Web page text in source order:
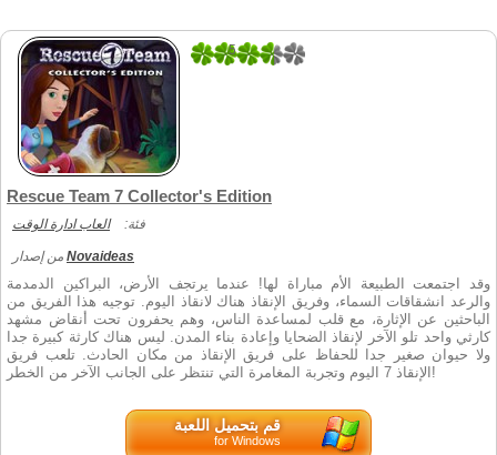
5
Rescue Team 7 Collector's Edition
فئة: العاب ادارة الوقت
Novaideas
وقد اجتمعت الطبيعة الأم مباراة لها! عندما يرتجف الأرض، البراكين الدمدمة
والرعد انشقاقات السماء، وفريق الإنقاذ هناك لانقاذ اليوم. توجيه هذا الفريق من
الباحثين عن الإثارة، مع قلب لمساعدة الناس، وهم يحفرون تحت أنقاض مشهد
كارثي واحد تلو الآخر لإنقاذ الضحايا وإعادة بناء المدن. ليس هناك كارثة كبيرة جدا
ولا حيوان صغير جدا للحفاظ على فريق الإنقاذ من مكان الحادث. تلعب فريق
الإنقاذ 7 اليوم وتجربة المغامرة التي تنتظر على الجانب الآخر من الخطر!
قم بتحميل اللعبة
for Windows